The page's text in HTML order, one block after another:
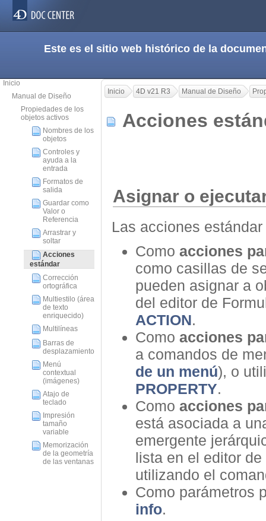
Este es el sitio web histórico de la
Inicio
Manual de Diseño
Propiedades de los
objetos activos
Nombres de los
objetos
Controles y
ayuda a la
entrada
Formatos de
salida
Guardar como
Valor o
Referencia
Arrastrar y
soltar
Acciones
estándar
Corrección
ortográfica
Multiestilo (área
de texto
enriquecido)
Multilíneas
Barras de
desplazamiento
Menú
contextual
(imágenes)
Atajo de
teclado
Impresión
tamaño
variable
Memorización
de la geometría
de las ventanas
Inicio 4D v21 R3 Manual de Diseño
Acciones
Asignar o
Las acciones
Como acciones
como casillas de
pueden asignar a
del editor de
ACTION.
Como acciones
a comandos de
de un menú), o
PROPERTY.
Como acciones
está asociada a
emergente
lista en el editor
utilizando el
Como parámetros
info.